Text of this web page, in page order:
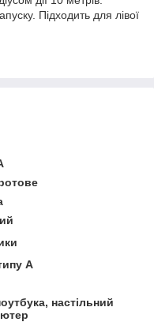
Підходить для лівої
А
настільний